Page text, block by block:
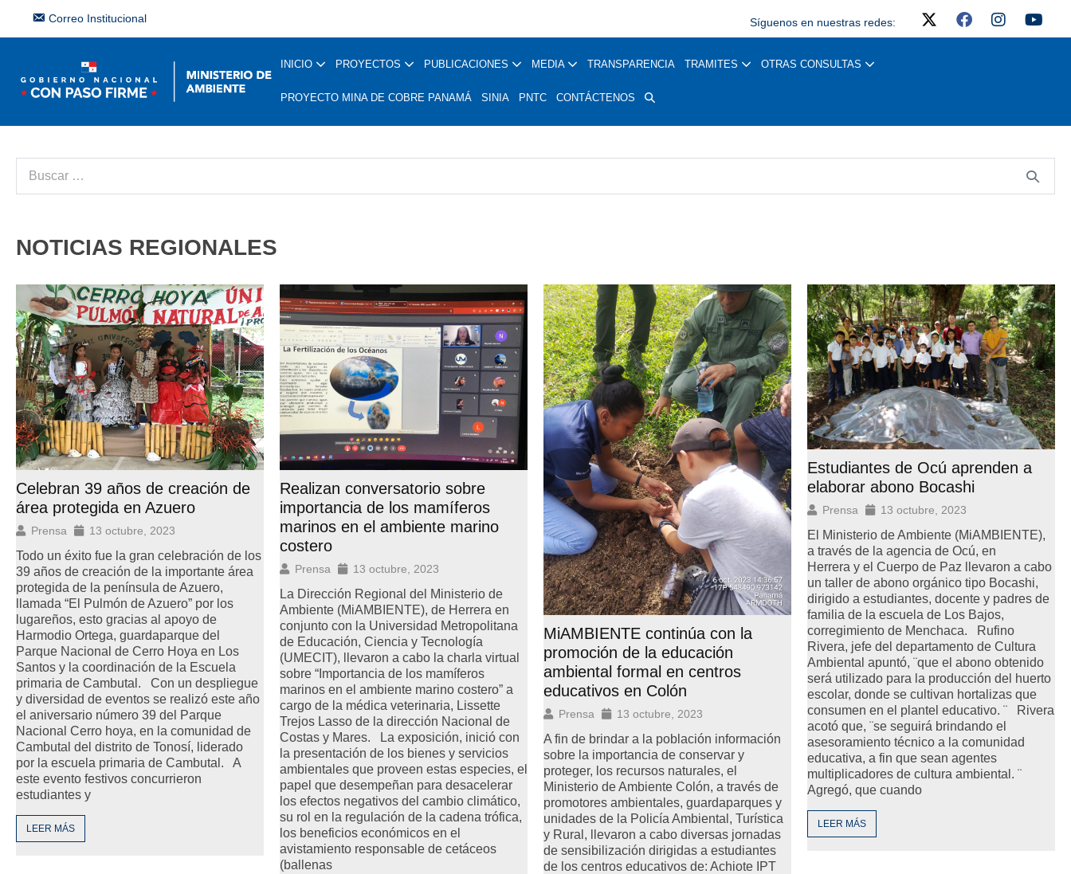
Correo Institucional Síguenos en nuestras redes:
INICIO PROYECTOS PUBLICACIONES MEDIA TRANSPARENCIA TRAMITES OTRAS CONSULTAS
PROYECTO MINA DE COBRE PANAMÁ SINIA PNTC CONTÁCTENOS
NOTICIAS REGIONALES
Celebran 39 años de creación de
área protegida en Azuero
Prensa 13 octubre, 2023
Todo un éxito fue la gran celebración de los
39 años de creación de la importante área
protegida de la península de Azuero,
llamada “El Pulmón de Azuero” por los
lugareños, esto gracias al apoyo de
Harmodio Ortega, guardaparque del
Parque Nacional de Cerro Hoya en Los
Santos y la coordinación de la Escuela
primaria de Cambutal. Con un despliegue
y diversidad de eventos se realizó este año
el aniversario número 39 del Parque
Nacional Cerro hoya, en la comunidad de
Cambutal del distrito de Tonosí, liderado
por la escuela primaria de Cambutal. A
este evento festivos concurrieron
estudiantes y
LEER MÁS
Realizan conversatorio sobre
importancia de los mamíferos
marinos en el ambiente marino
costero
Prensa 13 octubre, 2023
La Dirección Regional del Ministerio de
Ambiente (MiAMBIENTE), de Herrera en
conjunto con la Universidad Metropolitana
de Educación, Ciencia y Tecnología
(UMECIT), llevaron a cabo la charla virtual
sobre “Importancia de los mamíferos
marinos en el ambiente marino costero” a
cargo de la médica veterinaria, Lissette
Trejos Lasso de la dirección Nacional de
Costas y Mares. La exposición, inició con
la presentación de los bienes y servicios
ambientales que proveen estas especies, el
papel que desempeñan para desacelerar
los efectos negativos del cambio climático,
su rol en la regulación de la cadena trófica,
los beneficios económicos en el
avistamiento responsable de cetáceos
(ballenas
MiAMBIENTE continúa con la
promoción de la educación
ambiental formal en centros
educativos en Colón
Prensa 13 octubre, 2023
A fin de brindar a la población información
sobre la importancia de conservar y
proteger, los recursos naturales, el
Ministerio de Ambiente Colón, a través de
promotores ambientales, guardaparques y
unidades de la Policía Ambiental, Turística
y Rural, llevaron a cabo diversas jornadas
de sensibilización dirigidas a estudiantes
de los centros educativos de: Achiote IPT
Estudiantes de Ocú aprenden a
elaborar abono Bocashi
Prensa 13 octubre, 2023
El Ministerio de Ambiente (MiAMBIENTE),
a través de la agencia de Ocú, en
Herrera y el Cuerpo de Paz llevaron a cabo
un taller de abono orgánico tipo Bocashi,
dirigido a estudiantes, docente y padres de
familia de la escuela de Los Bajos,
corregimiento de Menchaca. Rufino
Rivera, jefe del departamento de Cultura
Ambiental apuntó, ¨que el abono obtenido
será utilizado para la producción del huerto
escolar, donde se cultivan hortalizas que
consumen en el plantel educativo. ¨ Rivera
acotó que, ¨se seguirá brindando el
asesoramiento técnico a la comunidad
educativa, a fin que sean agentes
multiplicadores de cultura ambiental. ¨
Agregó, que cuando
LEER MÁS